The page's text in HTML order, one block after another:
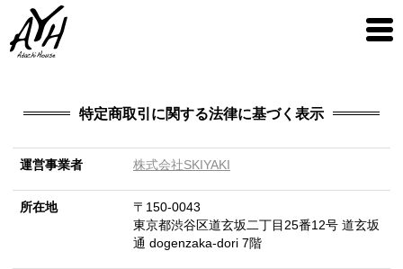
特定商取引に関する法律に基づく表示
運営事業者 株式会社SKIYAKI
所在地
〒150-0043
東京都渋谷区道玄坂二丁目25番12号 道玄坂
通 dogenzaka-dori 7階